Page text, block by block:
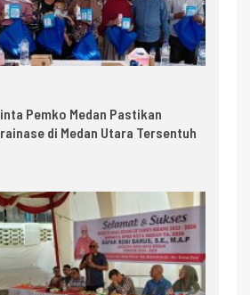
Pemko Medan Pastikan
di Medan Utara Tersentuh